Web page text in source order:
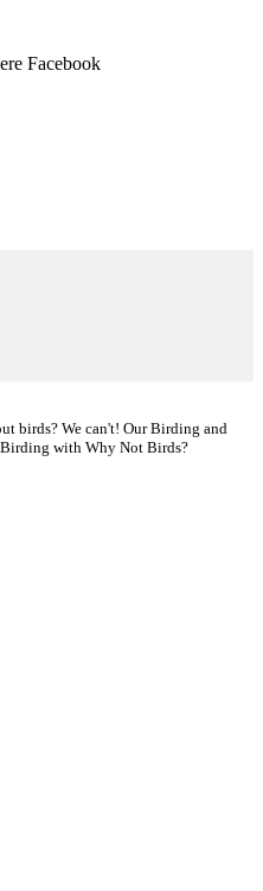
Facebook
birds? We can't! Our Birding and
Birding with Why Not Birds?